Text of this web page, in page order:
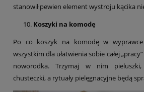
stanowił pewien element wystroju kącika
Koszyki na komodę
Po co koszyk na komodę w wyprawce
wszystkim dla ułatwienia sobie całej
noworodka. Trzymaj w nim
chusteczki, a rytuały pielęgnacyjne będą